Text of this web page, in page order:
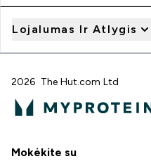
Lojalumas Ir Atlygis
2026 The Hut.com Ltd
Mokėkite su